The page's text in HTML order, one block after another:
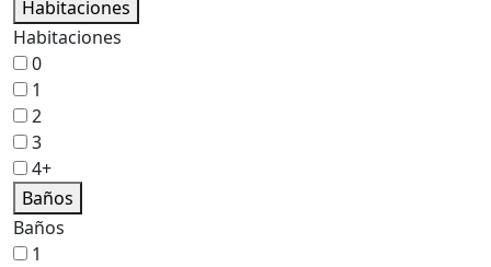
Habitaciones
Habitaciones
0
1
2
3
4+
Baños
Baños
1